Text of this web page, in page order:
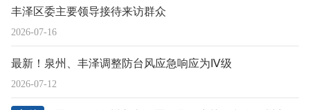
2026-07-16
丰泽区委主要领导接待来访群众
2026-07-12
最新！泉州、丰泽调整防台风应急响应为Ⅳ级